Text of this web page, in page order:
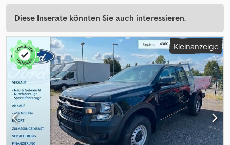
Diese Inserate könnten Sie auch interessieren.
Kleinanzeige